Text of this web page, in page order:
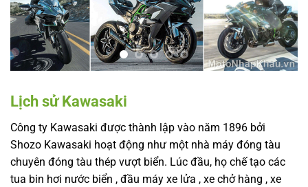
Lịch sử Kawasaki
Công ty Kawasaki được thành lập vào năm 1896 bởi
Shozo Kawasaki hoạt động như một nhà máy đóng tàu
chuyên đóng tàu thép vượt biển. Lúc đầu, họ chế tạo các
tua bin hơi nước biển , đầu máy xe lửa , xe chở hàng , xe